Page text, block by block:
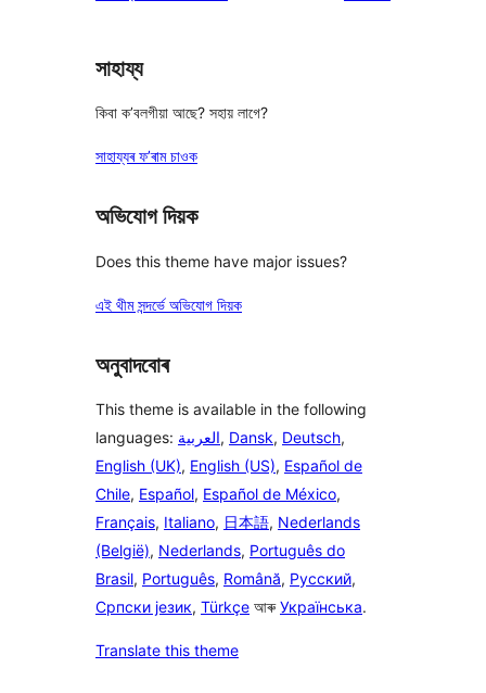
সাহায্য
কিবা ক’বলগীয়া আছে? সহায় লাগে?
সাহায্যৰ ফ’ৰাম চাওক
অভিযোগ দিয়ক
Does this theme have major issues?
এই থীম সন্দৰ্ভে অভিযোগ দিয়ক
অনুবাদবোৰ
This theme is available in the following
languages: العربية, Dansk, Deutsch,
English (UK), English (US), Español de
Chile, Español, Español de México,
Français, Italiano, 日本語, Nederlands
(België), Nederlands, Português do
Brasil, Português, Română, Русский,
Српски језик, Türkçe আৰুУкраїнська.
Translate this theme